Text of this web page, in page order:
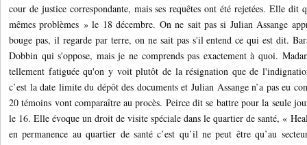
cour de justice correspondante, mais ses requêtes ont été rejetées. Elle dit
mêmes problèmes » le 18 décembre. On ne sait pas si Julian Assange
bouge pas, il regarde par terre, on ne sait pas s'il entend ce qui est dit.
Dobbin qui s'oppose, mais je ne comprends pas exactement à quoi.
tellement fatiguée qu'on y voit plutôt de la résignation que de
c’est la date limite du dépôt des documents et Julian Assange n’a pas eu
20 témoins vont comparaître au procès. Peirce dit se battre pour la seule
le 16. Elle évoque un droit de visite spéciale dans le quartier de santé, «
en permanence au quartier de santé c’est qu’il ne peut être qu’au